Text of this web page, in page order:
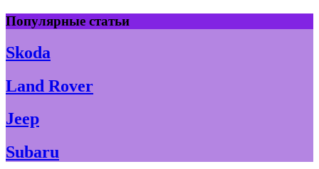
Skip
to
content
Популярные статьи
Skoda
Land Rover
Jeep
Subaru